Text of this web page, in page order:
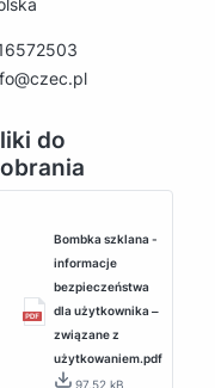
do
Bombka szklana -
informacje
bezpieczeństwa
dla użytkownika ‒
związane z
użytkowaniem.pdf
97.52 kB